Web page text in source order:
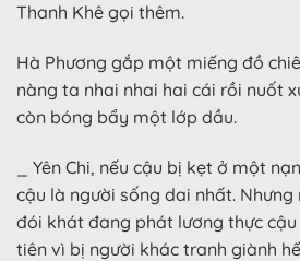
Thanh Khê gọi thêm.
Hà Phương gắp một miếng đồ
nàng ta nhai nhai hai cái rồi nuốt
còn bóng bẩy một lớp dầu.
_ Yên Chi, nếu cậu bị kẹt ở một
cậu là người sống dai nhất.
đói khát đang phát lương thực
tiên vì bị người khác tranh giành